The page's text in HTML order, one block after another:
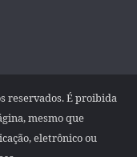
reservados. É proibida
mesmo que
eletrônico ou